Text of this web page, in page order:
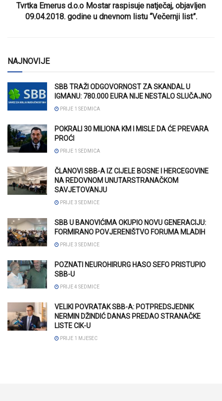
Tvrtka Emerus d.o.o Mostar raspisuje natječaj, objavljen
09.04.2018. godine u dnevnom listu “Večernji list”.
NAJNOVIJE
SBB TRAŽI ODGOVORNOST ZA SKANDAL U
IGMANU: 780.000 EURA NIJE NESTALO SLUČAJNO
PRIJE 1 SEDMICA
POKRALI 30 MILIONA KM I MISLE DA ĆE PREVARA
PROĆI
PRIJE 1 SEDMICA
ČLANOVI SBB-A IZ CIJELE BOSNE I HERCEGOVINE
NA REDOVNOM UNUTARSTRANAČKOM
SAVJETOVANJU
PRIJE 3 SEDMICE
SBB U BANOVIĆIMA OKUPIO NOVU GENERACIJU:
FORMIRANO POVJERENIŠTVO FORUMA MLADIH
PRIJE 3 SEDMICE
POZNATI NEUROHIRURG HASO SEFO PRISTUPIO
SBB-U
PRIJE 4 SEDMICE
VELIKI POVRATAK SBB-A: POTPREDSJEDNIK
NERMIN DŽINDIĆ DANAS PREDAO STRANAČKE
LISTE CIK-U
PRIJE 1 MJESEC